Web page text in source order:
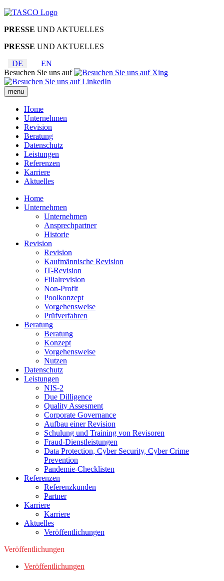
PRESSE UND AKTUELLES
PRESSE UND AKTUELLES
DE
EN
Besuchen Sie uns auf
menu
Home
Unternehmen
Revision
Beratung
Datenschutz
Leistungen
Referenzen
Karriere
Aktuelles
Home
Unternehmen
Unternehmen
Ansprechpartner
Historie
Revision
Revision
Kaufmännische Revision
IT-Revision
Filialrevision
Non-Profit
Poolkonzept
Vorgehensweise
Prüfverfahren
Beratung
Beratung
Konzept
Vorgehensweise
Nutzen
Datenschutz
Leistungen
NIS-2
Due Dilligence
Quality Assesment
Corporate Governance
Aufbau einer Revision
Schulung und Training von Revisoren
Fraud-Dienstleistungen
Data Protection, Cyber Security, Cyber Crime
Prevention
Pandemie-Checklisten
Referenzen
Referenzkunden
Partner
Karriere
Karriere
Aktuelles
Veröffentlichungen
Veröffentlichungen
Veröffentlichungen